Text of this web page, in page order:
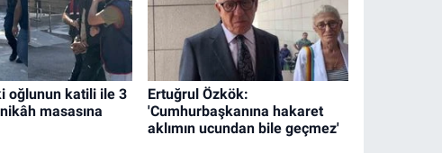
oğlunun katili ile 3
masasına
Ertuğrul Özkök:
'Cumhurbaşkanına hakaret
aklımın ucundan bile geçmez'